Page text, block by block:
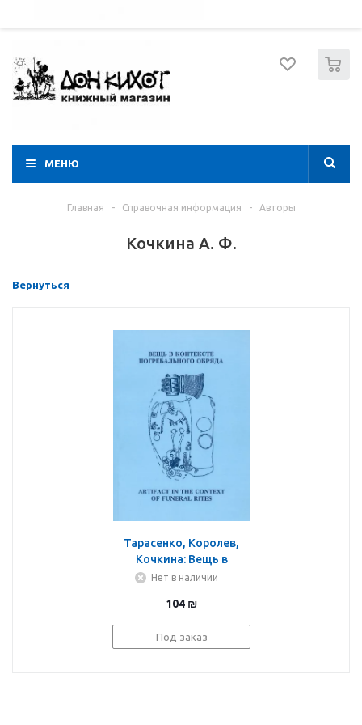
МЕНЮ
Главная - Справочная информация - Авторы
Кочкина А. Ф.
Вернуться
Тарасенко, Королев,
Кочкина: Вещь в
контексте
Материалы
муждународной
научной конференции
Нет в наличии
104 ₪
Под заказ